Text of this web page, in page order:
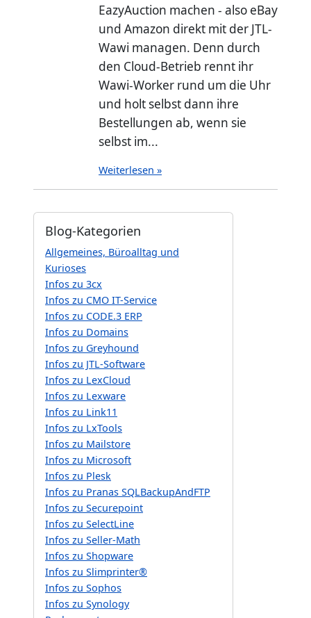
EazyAuction machen - also eBay
und Amazon direkt mit der JTL-
Wawi managen. Denn durch
den Cloud-Betrieb rennt ihr
Wawi-Worker rund um die Uhr
und holt selbst dann ihre
Bestellungen ab, wenn sie
selbst im...
Weiterlesen »
Blog-Kategorien
Allgemeines, Büroalltag und
Kurioses
Infos zu 3cx
Infos zu CMO IT-Service
Infos zu CODE.3 ERP
Infos zu Domains
Infos zu Greyhound
Infos zu JTL-Software
Infos zu LexCloud
Infos zu Lexware
Infos zu Link11
Infos zu LxTools
Infos zu Mailstore
Infos zu Microsoft
Infos zu Plesk
Infos zu Pranas SQLBackupAndFTP
Infos zu Securepoint
Infos zu SelectLine
Infos zu Seller-Math
Infos zu Shopware
Infos zu Slimprinter®
Infos zu Sophos
Infos zu Synology